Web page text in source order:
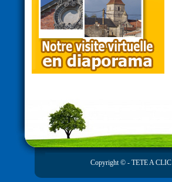
Copyright © - TETE A